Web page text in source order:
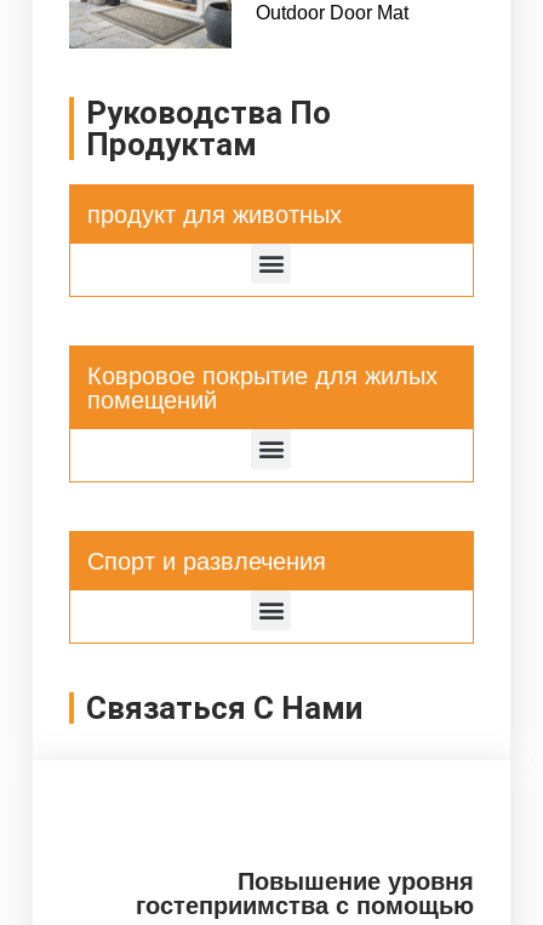
Outdoor Door Mat
Руководства По
Продуктам
продукт для животных
Ковровое покрытие для жилых
помещений
Спорт и развлечения
Связаться С Нами
Повышение уровня
гостеприимства с помощью